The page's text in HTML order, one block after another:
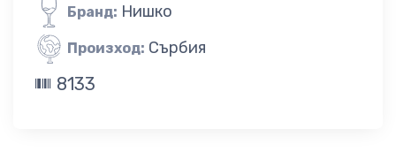
Бранд: Нишко
Произход: Сърбия
8133